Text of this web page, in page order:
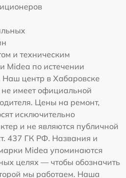
и техническим
Midea по истечении
Наш центр в Хабаровске
не имеет официальной
Цены на ремонт,
исключительно
и не являются публичной
437 ГК РФ. Названия и
Midea упоминаются
целях — чтобы обозначить
мы работаем. Наша